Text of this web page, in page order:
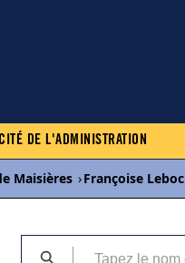
DE L'ADMINISTRATION
Maisières ›Françoise Leboc